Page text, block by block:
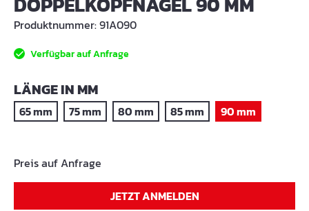
Produktnummer:91A090
Verfügbar auf Anfrage
LÄNGE IN MMAUSWÄHLEN
65 mm 75 mm 80 mm 85 mm 90 mm
Preis auf Anfrage
JETZT ANMELDEN